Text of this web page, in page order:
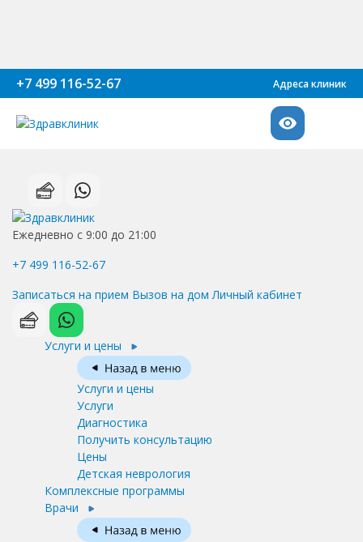
+7 499 116-52-67 Адреса клиник
Ежедневно с 9:00 до 21:00
+7 499 116-52-67
Записаться на прием Вызов на дом Личный кабинет
Услуги и цены
Услуги и цены
Услуги
Диагностика
Получить консультацию
Цены
Детская неврология
Комплексные программы
Врачи